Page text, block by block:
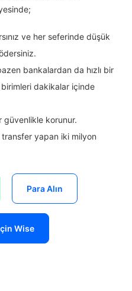
ve her seferinde düşük
bankalardan da hızlı bir
birimleri dakikalar içinde
güvenlikle korunur.
yapan iki milyon
Para Alın
Wise